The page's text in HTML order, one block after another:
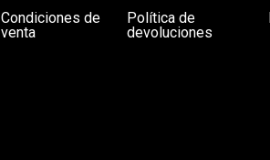
Condiciones de
venta
Política de
devoluciones